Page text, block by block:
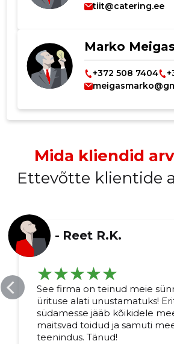
tiit@catering.ee
Marko Meigas
+372 508 7404
Mida kliendid
Ettevõtte klientide
- Reet R.K.
See firma on teinud meie
ürituse alati unustamatuks!
südamesse jääb kõikidele
maitsvad toidud ja samuti
teenindus. Tänud!